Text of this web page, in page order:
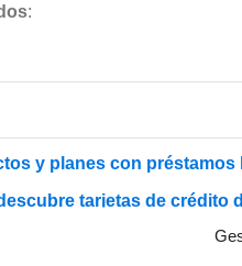
:
y planes con préstamos
tarjetas de crédito
servicios financieros